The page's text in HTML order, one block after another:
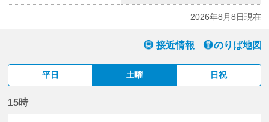
2026年8月8日現在
接近情報 のりば地図
平日 土曜 日祝
15時